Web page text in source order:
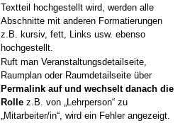
Textteil hochgestellt wird, werden alle
Abschnitte mit anderen Formatierungen
z.B. kursiv, fett, Links usw. ebenso
hochgestellt.
Ruft man Veranstaltungsdetailseite,
Raumplan oder Raumdetailseite über
Permalink auf und wechselt danach die
Rollez.B. von „Lehrperson“ zu
„Mitarbeiter/in“, wird ein Fehler angezeigt.